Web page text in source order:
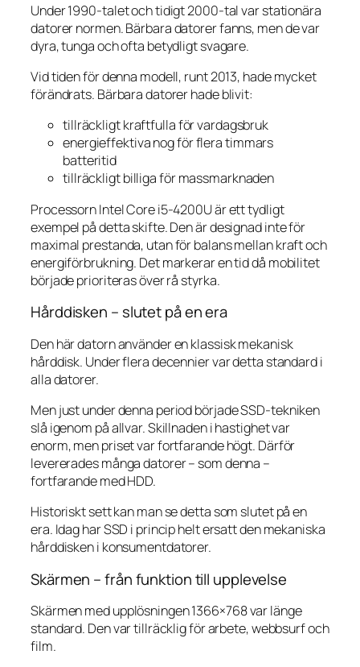
Under 1990-talet och tidigt 2000-tal var stationära
datorer normen. Bärbara datorer fanns, men de var
dyra, tunga och ofta betydligt svagare.
Vid tiden för denna modell, runt 2013, hade mycket
förändrats. Bärbara datorer hade blivit:
tillräckligt kraftfulla för vardagsbruk
energieffektiva nog för flera timmars
batteritid
tillräckligt billiga för massmarknaden
Processorn Intel Core i5-4200U är ett tydligt
exempel på detta skifte. Den är designad inte för
maximal prestanda, utan för balans mellan kraft och
energiförbrukning. Det markerar en tid då mobilitet
började prioriteras över rå styrka.
Hårddisken – slutet på en era
Den här datorn använder en klassisk mekanisk
hårddisk. Under flera decennier var detta standard i
alla datorer.
Men just under denna period började SSD-tekniken
slå igenom på allvar. Skillnaden i hastighet var
enorm, men priset var fortfarande högt. Därför
levererades många datorer – som denna –
fortfarande med HDD.
Historiskt sett kan man se detta som slutet på en
era. Idag har SSD i princip helt ersatt den mekaniska
hårddisken i konsumentdatorer.
Skärmen – från funktion till upplevelse
Skärmen med upplösningen 1366×768 var länge
standard. Den var tillräcklig för arbete, webbsurf och
film.